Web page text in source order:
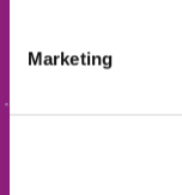
Marketing
Bereit für den